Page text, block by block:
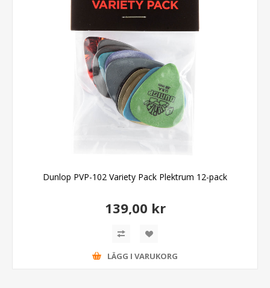
Dunlop PVP-102 Variety Pack Plektrum 12-pack
139,00 kr
LÄGG I VARUKORG